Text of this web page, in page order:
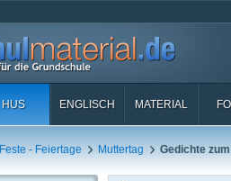
HUS ENGLISCH MATERIAL
Feste - Feiertage Muttertag Gedichte